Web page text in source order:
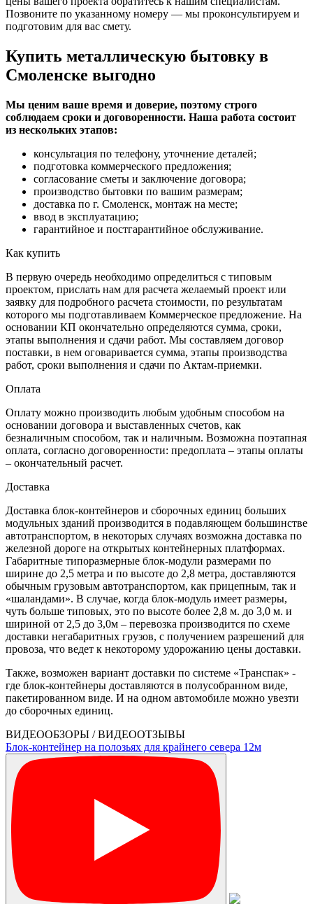
Позвоните по указанному номеру — мы проконсультируем и
подготовим для вас смету.
Купить металлическую бытовку в
Смоленске выгодно
Мы ценим ваше время и доверие, поэтому строго
соблюдаем сроки и договоренности. Наша работа состоит
из нескольких этапов:
консультация по телефону, уточнение деталей;
подготовка коммерческого предложения;
согласование сметы и заключение договора;
производство бытовки по вашим размерам;
доставка по г. Смоленск, монтаж на месте;
ввод в эксплуатацию;
гарантийное и постгарантийное обслуживание.
Как купить
В первую очередь необходимо определиться с типовым
проектом, прислать нам для расчета желаемый проект или
заявку для подробного расчета стоимости, по результатам
которого мы подготавливаем Коммерческое предложение. На
основании КП окончательно определяются сумма, сроки,
этапы выполнения и сдачи работ. Мы составляем договор
поставки, в нем оговаривается сумма, этапы производства
работ, сроки выполнения и сдачи по Актам-приемки.
Оплата
Оплату можно производить любым удобным способом на
основании договора и выставленных счетов, как
безналичным способом, так и наличным. Возможна поэтапная
оплата, согласно договоренности: предоплата – этапы оплаты
– окончательный расчет.
Доставка
Доставка блок-контейнеров и сборочных единиц больших
модульных зданий производится в подавляющем большинстве
автотранспортом, в некоторых случаях возможна доставка по
железной дороге на открытых контейнерных платформах.
Габаритные типоразмерные блок-модули размерами по
ширине до 2,5 метра и по высоте до 2,8 метра, доставляются
обычным грузовым автотранспортом, как прицепным, так и
«шаландами». В случае, когда блок-модуль имеет размеры,
чуть больше типовых, это по высоте более 2,8 м. до 3,0 м. и
шириной от 2,5 до 3,0м – перевозка производится по схеме
доставки негабаритных грузов, с получением разрешений для
провоза, что ведет к некоторому удорожанию цены доставки.
Также, возможен вариант доставки по системе «Транспак» -
где блок-контейнеры доставляются в полусобранном виде,
пакетированном виде. И на одном автомобиле можно увезти
до сборочных единиц.
ВИДЕООБЗОРЫ / ВИДЕООТЗЫВЫ
Блок-контейнер на полозьях для крайнего севера 12м